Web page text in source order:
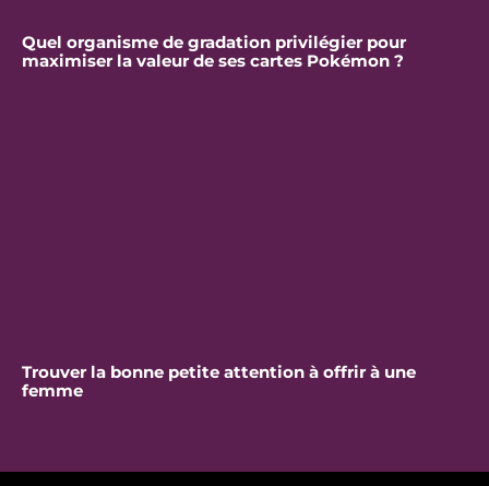
Quel organisme de gradation privilégier pour
maximiser la valeur de ses cartes Pokémon ?
Trouver la bonne petite attention à offrir à une
femme